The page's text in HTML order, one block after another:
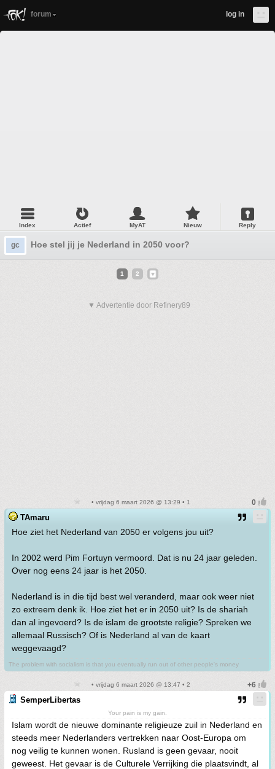
forum log in
Index Actief MyAT Nieuw Reply
gc Hoe stel jij je Nederland in 2050 voor?
1 2
▼ Advertentie door Refinery89
• vrijdag 6 maart 2026 @ 13:29 • 1
TAmaru
Hoe ziet het Nederland van 2050 er volgens jou uit?
In 2002 werd Pim Fortuyn vermoord. Dat is nu 24 jaar geleden.
Over nog eens 24 jaar is het 2050.
Nederland is in die tijd best wel veranderd, maar ook weer niet
zo extreem denk ik. Hoe ziet het er in 2050 uit? Is de shariah
dan al ingevoerd? Is de islam de grootste religie? Spreken we
allemaal Russisch? Of is Nederland al van de kaart
weggevaagd?
The problem with socialism is that you eventually run out of other people's money
• vrijdag 6 maart 2026 @ 13:47 • 2
SemperLibertas
Your pain is my gain.
Islam wordt de nieuwe dominante religieuze zuil in Nederland en
steeds meer Nederlanders vertrekken naar Oost-Europa om
nog veilig te kunnen wonen. Rusland is geen gevaar, nooit
geweest. Het gevaar is de Culturele Verrijking die plaatsvindt, al